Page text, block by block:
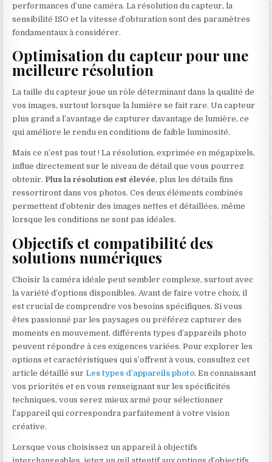
performances d’une caméra. La résolution du capteur, la
sensibilité ISO et la vitesse d’obturation sont des paramètres
fondamentaux à considérer.
Optimisation du capteur pour une
meilleure résolution
La taille du capteur joue un rôle déterminant dans la qualité de
vos images, surtout lorsque la lumière se fait rare. Un capteur
plus grand a l’avantage de capturer davantage de lumière, ce
qui améliore le rendu en conditions de faible luminosité.
Mais ce n’est pas tout ! La résolution, exprimée en mégapixels,
influe directement sur le niveau de détail que vous pourrez
obtenir. Plus la résolution est élevée, plus les détails fins
ressortiront dans vos photos. Ces deux éléments combinés
permettent d’obtenir des images nettes et détaillées, même
lorsque les conditions ne sont pas idéales.
Objectifs et compatibilité des
solutions numériques
Choisir la caméra idéale peut sembler complexe, surtout avec
la variété d’options disponibles. Avant de faire votre choix, il
est crucial de comprendre vos besoins spécifiques. Si vous
êtes passionné par les paysages ou préférez capturer des
moments en mouvement, différents types d’appareils photo
peuvent répondre à ces exigences variées. Pour explorer les
options et caractéristiques qui s’offrent à vous, consultez cet
article détaillé surLes types d’appareils photo. En connaissant
vos priorités et en vous renseignant sur les spécificités
techniques, vous serez mieux armé pour sélectionner
l’appareil qui correspondra parfaitement à votre vision
créative.
Lorsque vous choisissez un appareil à objectifs